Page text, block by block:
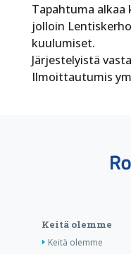
Tapahtuma alkaa
jolloin
kuulumiset.
Järjestelyistä
Ilmoittautumis
Keitä olemme
Keitä olemme